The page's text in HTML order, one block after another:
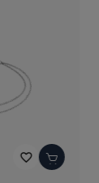
favorite_border